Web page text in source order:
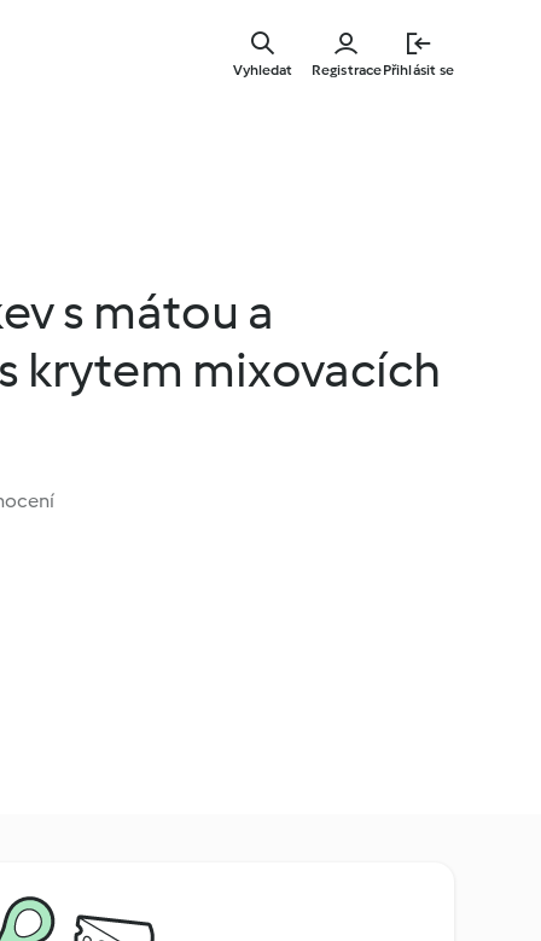
hlavnímu
RegistracePřihlásit se
Vyhledat
s mátou a
krytem mixovacích